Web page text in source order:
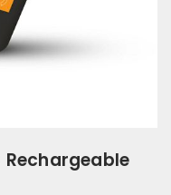
Rechargeable